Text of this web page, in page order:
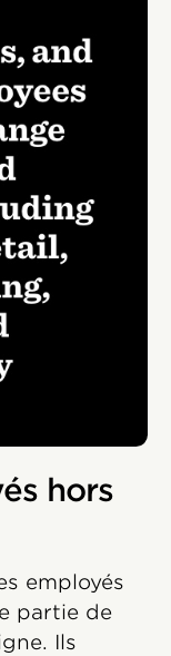
hors
employés
partie de
Ils